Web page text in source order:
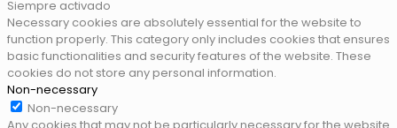
Siempre activado
Necessary cookies are absolutely essential for the website to
function properly. This category only includes cookies that ensures
basic functionalities and security features of the website. These
cookies do not store any personal information.
Non-necessary
Non-necessary
Any cookies that may not be particularly necessary for the website